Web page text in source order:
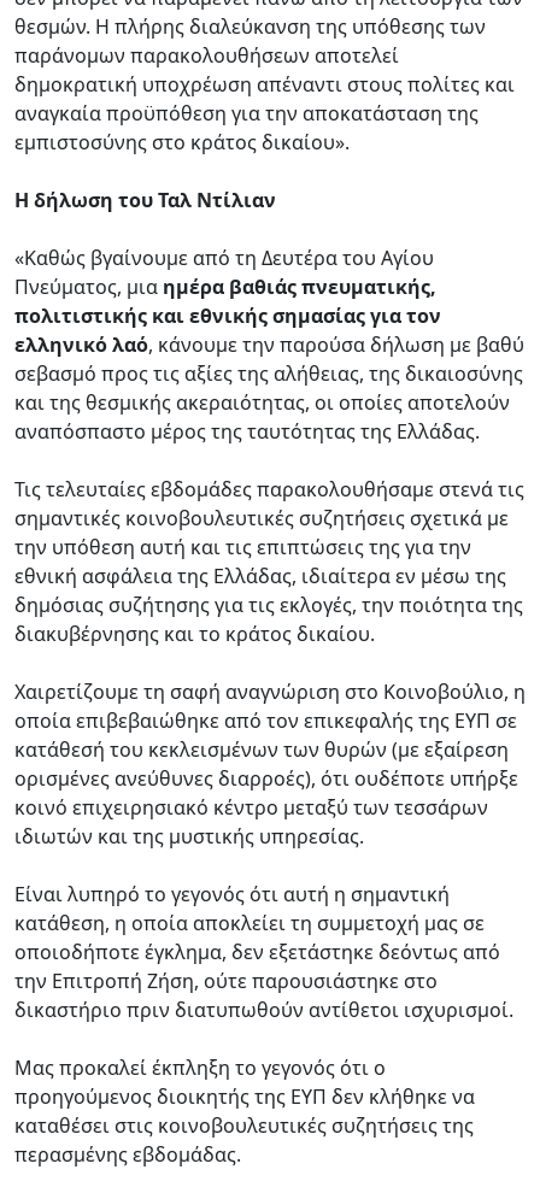
θεσμών. Η πλήρης διαλεύκανση της υπόθεσης των
παράνομων παρακολουθήσεων αποτελεί
δημοκρατική υποχρέωση απέναντι στους πολίτες και
αναγκαία προϋπόθεση για την αποκατάσταση της
εμπιστοσύνης στο κράτος δικαίου».
Η δήλωση του Ταλ Ντίλιαν
«Καθώς βγαίνουμε από τη Δευτέρα του Αγίου
Πνεύματος, μια ημέρα βαθιάς πνευματικής,
πολιτιστικής και εθνικής σημασίας για τον
ελληνικό λαό, κάνουμε την παρούσα δήλωση με βαθύ
σεβασμό προς τις αξίες της αλήθειας, της δικαιοσύνης
και της θεσμικής ακεραιότητας, οι οποίες αποτελούν
αναπόσπαστο μέρος της ταυτότητας της Ελλάδας.
Τις τελευταίες εβδομάδες παρακολουθήσαμε στενά τις
σημαντικές κοινοβουλευτικές συζητήσεις σχετικά με
την υπόθεση αυτή και τις επιπτώσεις της για την
εθνική ασφάλεια της Ελλάδας, ιδιαίτερα εν μέσω της
δημόσιας συζήτησης για τις εκλογές, την ποιότητα της
διακυβέρνησης και το κράτος δικαίου.
Χαιρετίζουμε τη σαφή αναγνώριση στο Κοινοβούλιο, η
οποία επιβεβαιώθηκε από τον επικεφαλής της ΕΥΠ σε
κατάθεσή του κεκλεισμένων των θυρών (με εξαίρεση
ορισμένες ανεύθυνες διαρροές), ότι ουδέποτε υπήρξε
κοινό επιχειρησιακό κέντρο μεταξύ των τεσσάρων
ιδιωτών και της μυστικής υπηρεσίας.
Είναι λυπηρό το γεγονός ότι αυτή η σημαντική
κατάθεση, η οποία αποκλείει τη συμμετοχή μας σε
οποιοδήποτε έγκλημα, δεν εξετάστηκε δεόντως από
την Επιτροπή Ζήση, ούτε παρουσιάστηκε στο
δικαστήριο πριν διατυπωθούν αντίθετοι ισχυρισμοί.
Μας προκαλεί έκπληξη το γεγονός ότι ο
προηγούμενος διοικητής της ΕΥΠ δεν κλήθηκε να
καταθέσει στις κοινοβουλευτικές συζητήσεις της
περασμένης εβδομάδας.